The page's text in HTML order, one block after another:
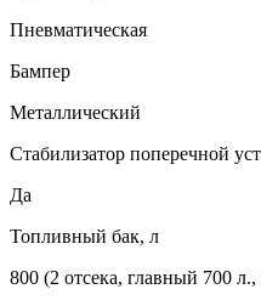
Пневматическая
Бампер
Металлический
Стабилизатор поперечной
Да
Топливный бак, л
800 (2 отсека, главный 700